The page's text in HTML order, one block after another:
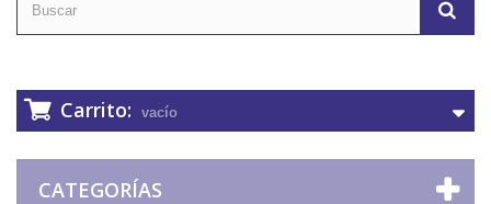
Carrito: vacío
CATEGORÍAS